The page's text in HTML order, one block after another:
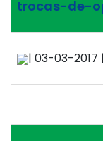
trocas-de-
| 03-03-2017